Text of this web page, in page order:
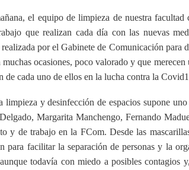
el equipo de limpieza de nuestra
que realizan cada día con las nuevas
por el Gabinete de Comunicación para
ocasiones, poco valorado y que
de cada uno de ellos en la lucha contra la
limpieza y desinfección de espacios supone
Margarita Manchengo, Fernando
y de trabajo en la FCom. Desde las
para facilitar la separación de personas y la
todavía con miedo a posibles contagios